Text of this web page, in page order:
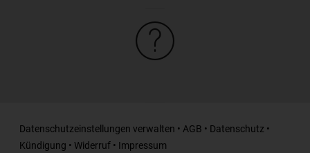
Datenschutzeinstellungen verwalten • AGB • Datenschutz •
Kündigung • Widerruf • Impressum